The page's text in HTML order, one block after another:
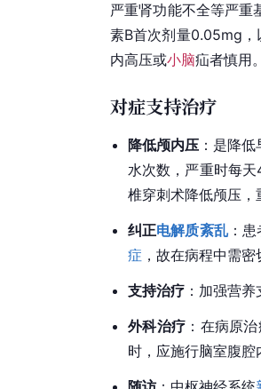
严重肾功能不全等严重
素B首次剂量0.05mg
内高压或小脑疝者慎用
对症支持治疗
降低颅内压 ：是降
水次数，严重时每
椎穿刺术降低颅压
纠正电解质紊乱：患
症 ，故在病程中需密
支持治疗 ：加强营
外科治疗 ：在病原
时，应施行脑室腹腔